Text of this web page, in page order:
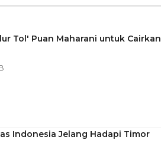
Tol' Puan Maharani untuk Cairkan
Indonesia Jelang Hadapi Timor